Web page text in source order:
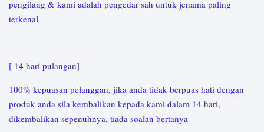
pengilang & kami adalah pengedar sah untuk jenama paling
terkenal
[ 14 hari pulangan]
100% kepuasan pelanggan, jika anda tidak berpuas hati dengan
produk anda sila kembalikan kepada kami dalam 14 hari,
dikembalikan sepenuhnya, tiada soalan bertanya